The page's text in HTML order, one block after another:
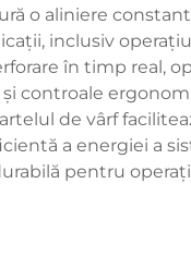
o aliniere
inclusiv
în timp real,
controale
de vârf
a energiei a
pentru